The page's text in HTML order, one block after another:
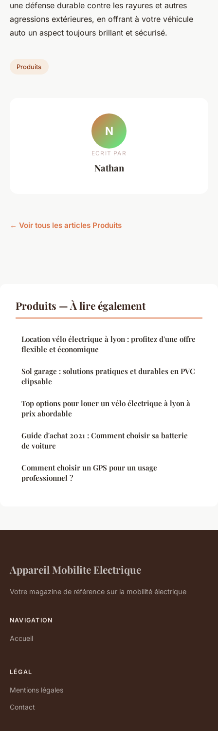
une défense durable contre les rayures et autres
agressions extérieures, en offrant à votre véhicule
auto un aspect toujours brillant et sécurisé.
Produits
N
ECRIT PAR
Nathan
← Voir tous les articles Produits
Produits — À lire également
Location vélo électrique à lyon : profitez d'une offre
flexible et économique
Sol garage : solutions pratiques et durables en PVC
clipsable
Top options pour louer un vélo électrique à lyon à
prix abordable
Guide d'achat 2021 : Comment choisir sa batterie
de voiture
Comment choisir un GPS pour un usage
professionnel ?
Appareil Mobilite Electrique
Votre magazine de référence sur la mobilité électrique
NAVIGATION
Accueil
LÉGAL
Mentions légales
Contact